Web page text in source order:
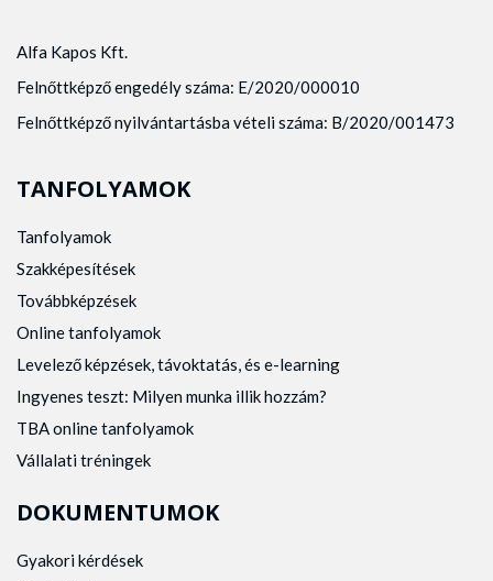
Alfa Kapos Kft.
Felnőttképző engedély száma: E/2020/000010
Felnőttképző nyilvántartásba vételi száma: B/2020/001473
TANFOLYAMOK
Tanfolyamok
Szakképesítések
Továbbképzések
Online tanfolyamok
Levelező képzések, távoktatás, és e-learning
Ingyenes teszt: Milyen munka illik hozzám?
TBA online tanfolyamok
Vállalati tréningek
DOKUMENTUMOK
Gyakori kérdések